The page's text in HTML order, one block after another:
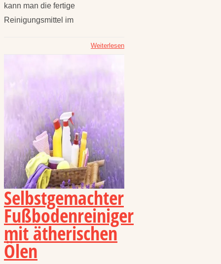
kann man die fertige
Reinigungsmittel im
Weiterlesen
Selbstgemachter
Fußbodenreiniger
mit ätherischen
Ölen